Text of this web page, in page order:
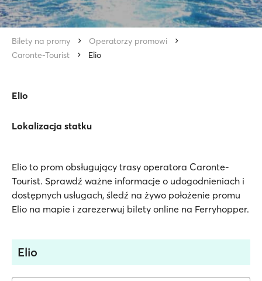
Bilety na promy
Operatorzy promowi
Caronte-Tourist
Elio
Elio
Lokalizacja statku
Elio to prom obsługujący trasy operatora Caronte-
Tourist. Sprawdź ważne informacje o udogodnieniach i
dostępnych usługach, śledź na żywo położenie promu
Elio na mapie i zarezerwuj bilety online na Ferryhopper.
Elio